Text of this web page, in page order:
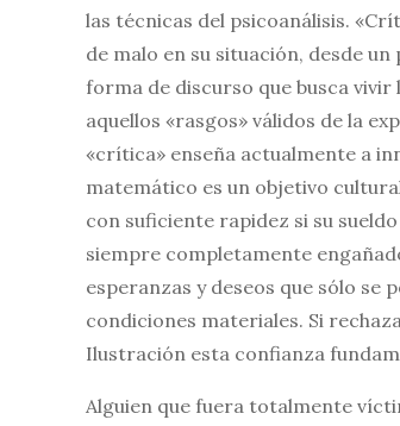
las técnicas del psicoanálisis.
de malo en su situación, desde
forma de discurso que busca
aquellos «rasgos» válidos de la
«crítica» enseña actualmente a
matemático es un objetivo
con suficiente rapidez si su
siempre completamente
esperanzas y deseos que sólo
condiciones materiales. Si
Ilustración esta confianza
Alguien que fuera totalmente